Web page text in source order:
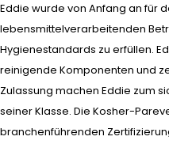
Eddie wurde von Anfang an für
lebensmittelverarbeitenden
Hygienestandards zu erfüllen.
reinigende Komponenten und
Zulassung machen Eddie zum
seiner Klasse. Die Kosher-
branchenführenden